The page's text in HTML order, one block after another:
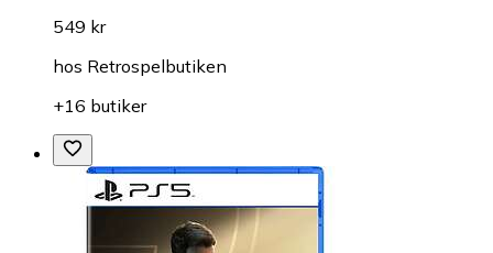
549 kr
hos Retrospelbutiken
+16 butiker